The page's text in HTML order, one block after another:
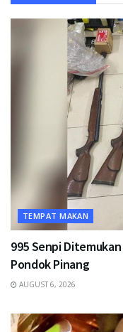
TEMPAT MAKAN
995 Senpi
Pondok Pinang
AUGUST 6, 2026